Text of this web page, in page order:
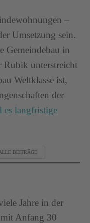
–
Umsetzung sein.
Gemeindebau in
Rubik unterstreicht
Weltklasse ist,
der
es langfristige
BEITRÄGE
Jahre in der
Anfang 30